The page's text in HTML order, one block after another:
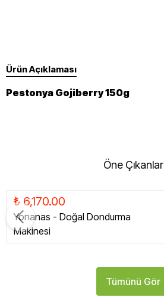
Ürün Açıklaması
Pestonya Gojiberry 150g
Öne Çıkanlar
₺ 6,170.00
Yonanas - Doğal Dondurma
Makinesi
Tümünü Gör